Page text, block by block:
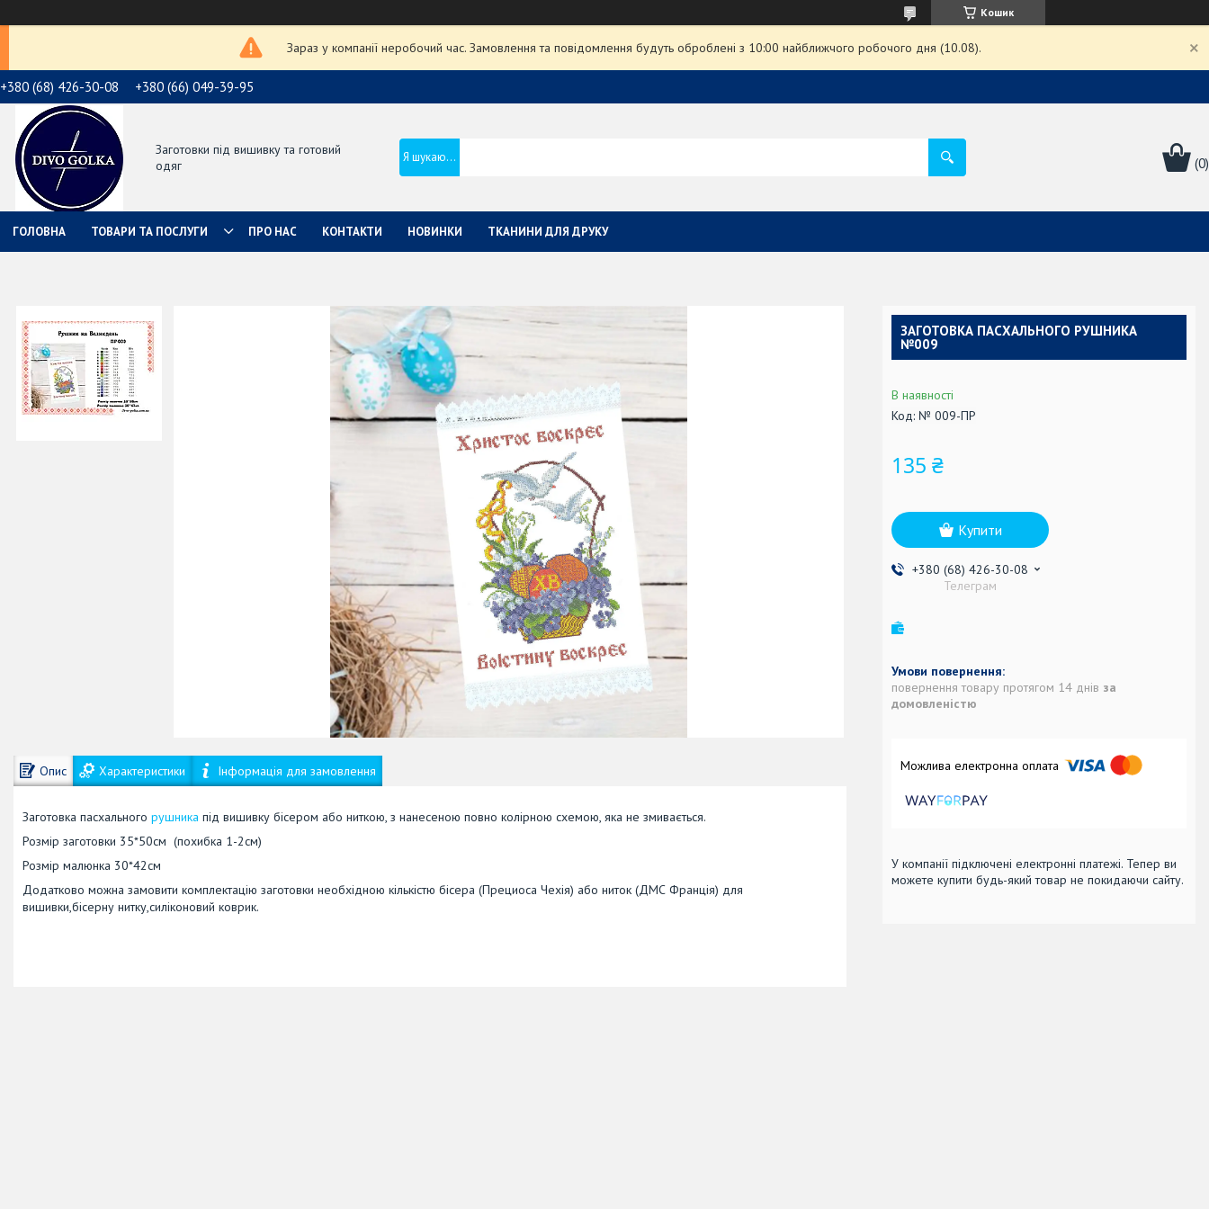
Кошик
Зараз у компанії неробочий час. Замовлення та повідомлення будуть оброблені з 10:00 найближчого робочого дня (10.08).
+380 (68) 426-30-08 +380 (66) 049-39-95
Заготовки під вишивку та готовий
одяг
ГОЛОВНА ТОВАРИ ТА ПОСЛУГИ ПРО НАС КОНТАКТИ НОВИНКИ ТКАНИНИ ДЛЯ ДРУКУ
Опис Характеристики Інформація для замовлення
Заготовка пасхального рушника під вишивку бісером або ниткою, з нанесеною повно колірною схемою, яка не змивається.
Розмір заготовки 35*50см (похибка 1-2см)
Розмір малюнка 30*42см
Додатково можна замовити комплектацію заготовки необхідною кількістю бісера (Прециоса Чехія) або ниток (ДМС Франція) для
вишивки,бісерну нитку,силіконовий коврик.
ЗАГОТОВКА ПАСХАЛЬНОГО РУШНИКА
№009
В наявності
Код: № 009-ПР
135 ₴
Купити
+380 (68) 426-30-08
Телеграм
повернення товару протягом 14 днів за
домовленістю
У компанії підключені електронні платежі. Тепер ви
можете купити будь-який товар не покидаючи сайту.